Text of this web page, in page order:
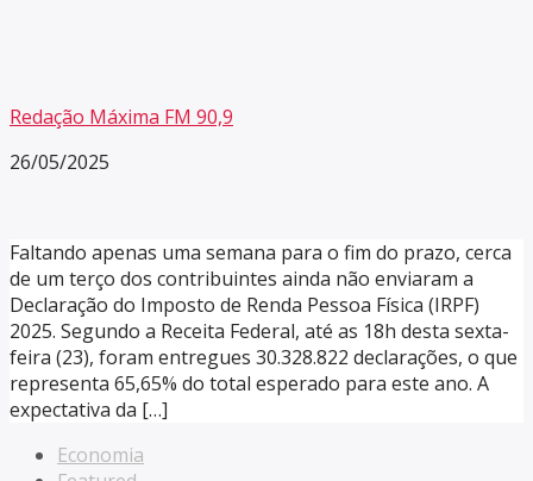
Redação Máxima FM 90,9
26/05/2025
Faltando apenas uma semana para o fim do prazo, cerca
de um terço dos contribuintes ainda não enviaram a
Declaração do Imposto de Renda Pessoa Física (IRPF)
2025. Segundo a Receita Federal, até as 18h desta sexta-
feira (23), foram entregues 30.328.822 declarações, o que
representa 65,65% do total esperado para este ano. A
expectativa da […]
Economia